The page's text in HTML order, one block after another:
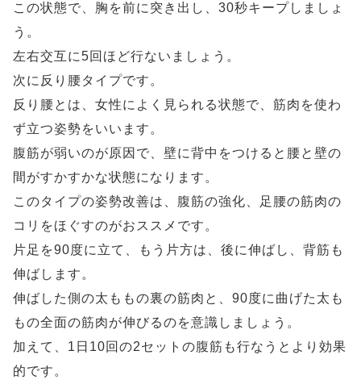
この状態で、胸を前に突き出し、30秒キープしましょ
う。
左右交互に5回ほど行ないましょう。
次に反り腰タイプです。
反り腰とは、女性によく見られる状態で、筋肉を使わ
ず立つ姿勢をいいます。
腹筋が弱いのが原因で、壁に背中をつけると腰と壁の
間がすかすかな状態になります。
このタイプの姿勢改善は、腹筋の強化、足腰の筋肉の
コリをほぐすのがおススメです。
片足を90度に立て、もう片方は、後に伸ばし、背筋も
伸ばします。
伸ばした側の太ももの裏の筋肉と、90度に曲げた太も
もの全面の筋肉が伸びるのを意識しましょう。
加えて、1日10回の2セットの腹筋も行なうとより効果
的です。